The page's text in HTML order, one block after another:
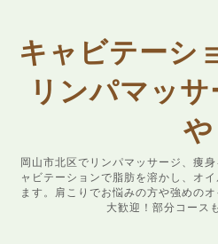
キャビテーシ
リンパマッ
や
岡山市北区でリンパマッサージ、痩
ャビテーションで脂肪を溶かし、オ
ます。肩こりでお悩みの方や強めの
大歓迎！部分コース